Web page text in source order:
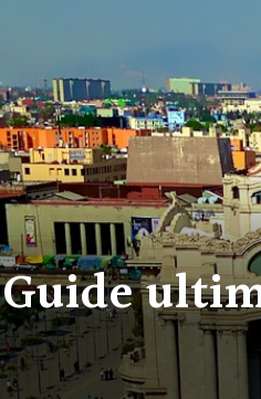
Guide